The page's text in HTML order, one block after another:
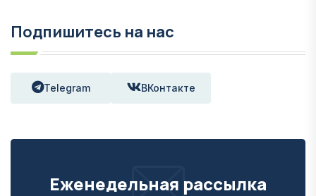
Подпишитесь на нас
Telegram ВКонтакте
Еженедельная рассылка